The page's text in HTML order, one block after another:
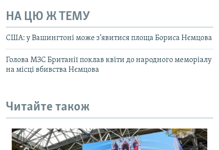
НА ЦЮ Ж ТЕМУ
США: у Вашингтоні може з’явитися площа Бориса Нємцова
Голова МЗС Британії поклав квіти до народного меморіалу
на місці вбивства Нємцова
Читайте також